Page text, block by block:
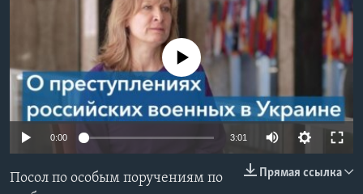
Learning English
СОЦИАЛЬНЫЕ СЕТИ
No media source currently available
0:00 3:01
Прямая ссылка
Посол по особым поручениям по